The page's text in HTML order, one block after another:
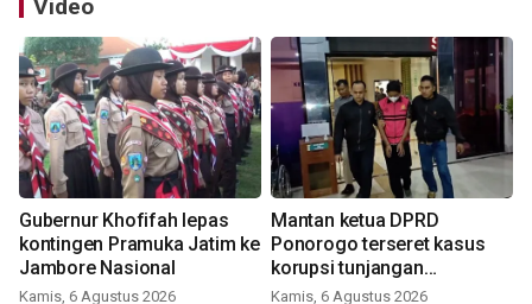
Video
Gubernur Khofifah lepas
kontingen Pramuka Jatim ke
Jambore Nasional
Kamis, 6 Agustus 2026
Mantan ketua DPRD
Ponorogo terseret kasus
korupsi tunjangan
perumahan
Kamis, 6 Agustus 2026